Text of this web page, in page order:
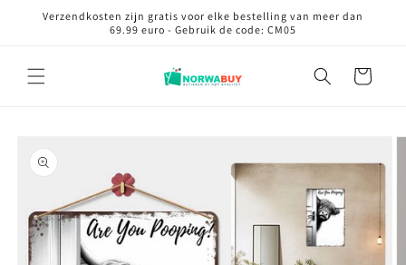
naar de
Verzendkosten zijn gratis voor elke bestelling van meer dan
69.99 euro - Gebruik de code: CM05
Winkelwagen